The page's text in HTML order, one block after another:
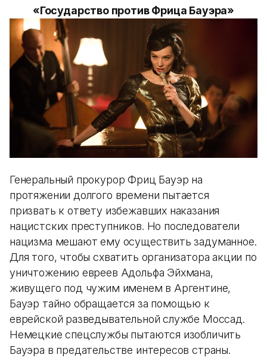
«Государство против Фрица Бауэра»
Генеральный прокурор Фриц Бауэр на
протяжении долгого времени пытается
призвать к ответу избежавших наказания
нацистских преступников. Но последователи
нацизма мешают ему осуществить задуманное.
Для того, чтобы схватить организатора акции по
уничтожению евреев Адольфа Эйхмана,
живущего под чужим именем в Аргентине,
Бауэр тайно обращается за помощью к
еврейской разведывательной службе Моссад.
Немецкие спецслужбы пытаются изобличить
Бауэра в предательстве интересов страны.